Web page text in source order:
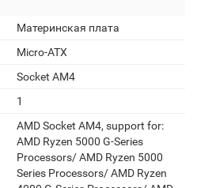
Материнская плата
Micro-ATX
Socket AM4
1
AMD Socket AM4, support for:
AMD Ryzen 5000 G-Series
Processors/ AMD Ryzen 5000
Series Processors/ AMD Ryzen